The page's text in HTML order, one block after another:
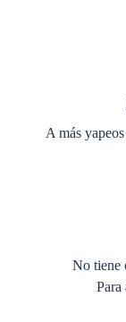
A más
No tiene
Para